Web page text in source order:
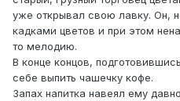
уже открывал свою лавку. Он,
кадками цветов и при этом
то мелодию.
В конце концов,
себе выпить чашечку кофе.
Запах напитка навеял ему